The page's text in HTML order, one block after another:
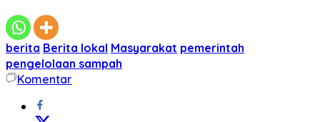
berita Berita lokal Masyarakat pemerintah
pengelolaan sampah
Komentar